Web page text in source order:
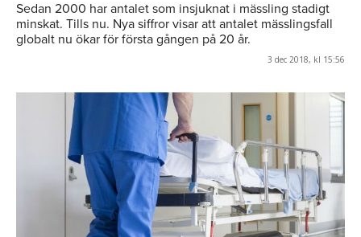
Sedan 2000 har antalet som insjuknat i mässling stadigt
minskat. Tills nu. Nya siffror visar att antalet mässlingsfall
globalt nu ökar för första gången på 20 år.
3 dec 2018, kl 15:56